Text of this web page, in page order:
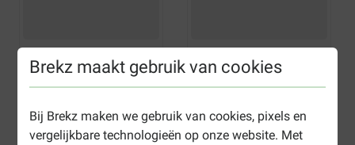
Brekz maakt gebruik van cookies
Bij Brekz maken we gebruik van cookies, pixels en
vergelijkbare technologieën op onze website. Met